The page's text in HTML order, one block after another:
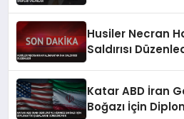
Husiler Necran
Saldırısı
Katar ABD İran
Boğazı İçin